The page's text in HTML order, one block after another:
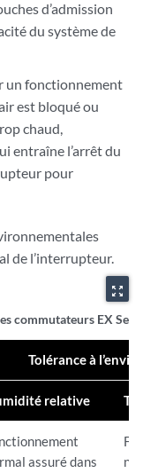
d’admission
du système de
un fonctionnement
est bloqué ou
chaud,
entraîne l’arrêt du
pour
de l’interrupteur.
zoom_out_map
commutateurs EX
Tolérance à
relative
assuré dans